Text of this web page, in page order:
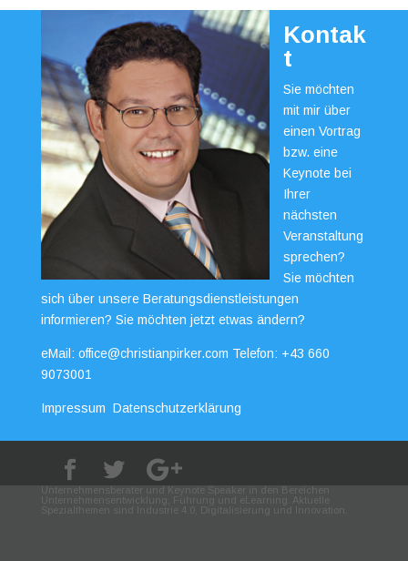
Kontak
t
Sie möchten
mit mir über
einen Vortrag
bzw. eine
Keynote bei
Ihrer
nächsten
Veranstaltung
sprechen?
Sie möchten
sich über unsere Beratungsdienstleistungen
informieren? Sie möchten jetzt etwas ändern?
eMail: office@christianpirker.com Telefon: +43 660
9073001
Impressum Datenschutzerklärung
Unternehmensberater und Keynote Speaker in den Bereichen
Unternehmensentwicklung, Führung und eLearning. Aktuelle
Spezialthemen sind Industrie 4.0, Digitalisierung und Innovation.